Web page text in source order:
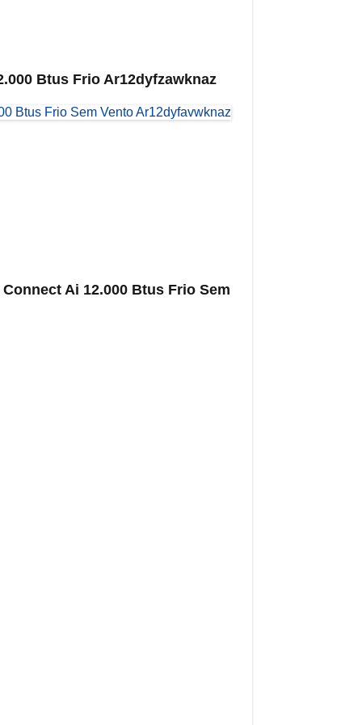
Btus Frio Ar12dyfzawknaz
Ai 12.000 Btus Frio Sem